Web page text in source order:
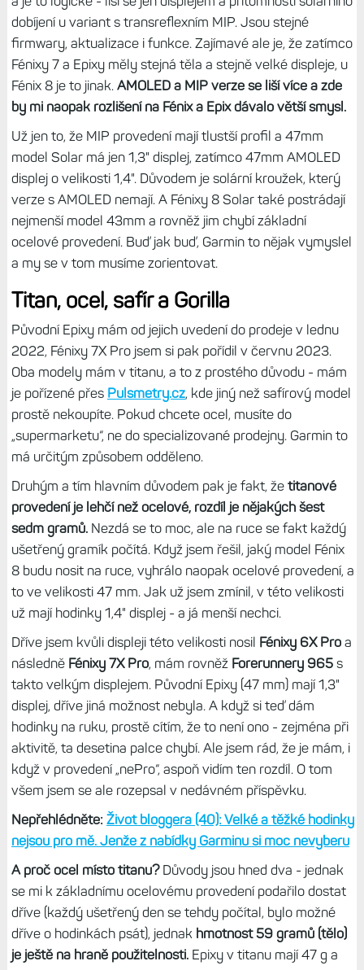
dobíjení u variant s transreflexním MIP. Jsou stejné
firmwary, aktualizace i funkce. Zajímavé ale je, že zatímco
Fénixy 7 a Epixy měly stejná těla a stejně velké displeje, u
Fénix 8 je to jinak. AMOLED a MIP verze se liší více a zde
by mi naopak rozlišení na Fénix a Epix dávalo větší smysl.
Už jen to, že MIP provedení mají tlustší profil a 47mm
model Solar má jen 1,3" displej, zatímco 47mm AMOLED
displej o velikosti 1,4". Důvodem je solární kroužek, který
verze s AMOLED nemají. A Fénixy 8 Solar také postrádají
nejmenší model 43mm a rovněž jim chybí základní
ocelové provedení. Buď jak buď, Garmin to nějak vymyslel
a my se v tom musíme zorientovat.
Titan, ocel, safír a Gorilla
Původní Epixy mám od jejich uvedení do prodeje v lednu
2022, Fénixy 7X Pro jsem si pak pořídil v červnu 2023.
Oba modely mám v titanu, a to z prostého důvodu - mám
je pořízené přes Pulsmetry.cz, kde jiný než safírový model
prostě nekoupíte. Pokud chcete ocel, musíte do
„supermarketu“, ne do specializované prodejny. Garmin to
má určitým způsobem odděleno.
Druhým a tím hlavním důvodem pak je fakt, že titanové
provedení je lehčí než ocelové, rozdíl je nějakých šest
sedm gramů.Nezdá se to moc, ale na ruce se fakt každý
ušetřený gramík počítá. Když jsem řešil, jaký model Fénix
8 budu nosit na ruce, vyhrálo naopak ocelové provedení, a
to ve velikosti 47 mm. Jak už jsem zmínil, v této velikosti
už mají hodinky 1,4" displej - a já menší nechci.
Dříve jsem kvůli displeji této velikosti nosil Fénixy 6X Proa
následně Fénixy 7X Pro, mám rovněž Forerunnery 965s
takto velkým displejem. Původní Epixy (47 mm) mají 1,3"
displej, dříve jiná možnost nebyla. A když si teď dám
hodinky na ruku, prostě cítím, že to není ono - zejména při
aktivitě, ta desetina palce chybí. Ale jsem rád, že je mám, i
když v provedení „nePro“, aspoň vidím ten rozdíl. O tom
všem jsem se ale rozepsal v nedávném příspěvku.
Nepřehlédněte: Život bloggera (40): Velké a těžké hodinky
nejsou pro mě. Jenže z nabídky Garminu si moc nevyberu
A proč ocel místo titanu?Důvody jsou hned dva - jednak
se mi k základnímu ocelovému provedení podařilo dostat
dříve (každý ušetřený den se tehdy počítal, bylo možné
dříve o hodinkách psát), jednak hmotnost 59 gramů (tělo)
je ještě na hraně použitelnosti.Epixy v titanu mají 47 g a